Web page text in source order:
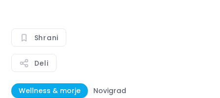
Shrani
Deli
Wellness & morje Novigrad